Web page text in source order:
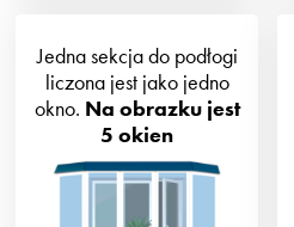
Jedna sekcja do podłogi
liczona jest jako jedno
okno. Na obrazku jest
5 okien